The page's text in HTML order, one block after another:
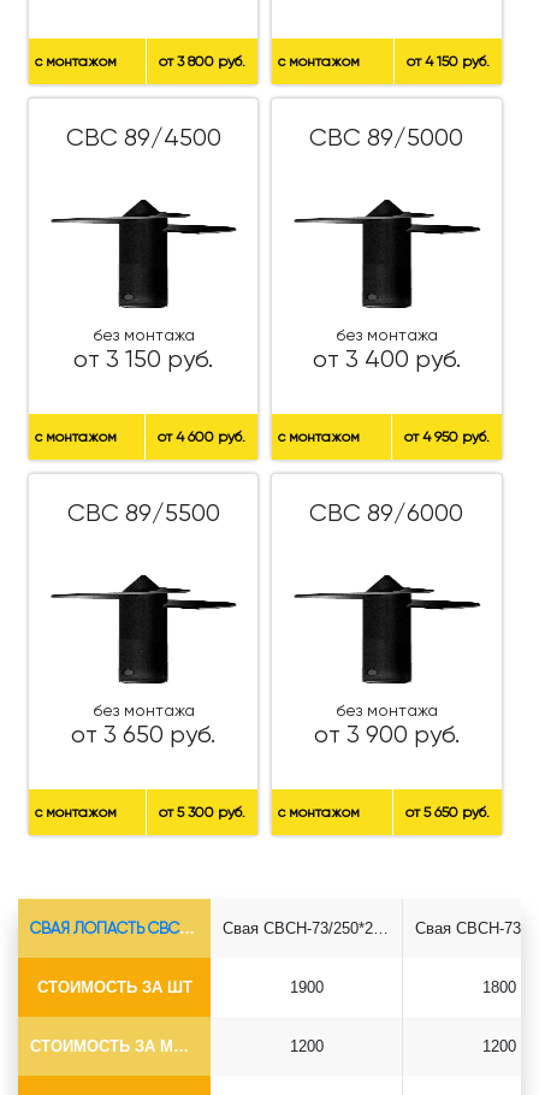
с монтажом от 3 800 руб. с монтажом от 4 150 руб.
СВС 89/4500
без монтажа
от 3 150 руб.
с монтажом от 4 600 руб.
СВС 89/5000
без монтажа
от 3 400 руб.
с монтажом от 4 950 руб.
СВС 89/5500
без монтажа
от 3 650 руб.
с монтажом от 5 300 руб.
СВС 89/6000
без монтажа
от 3 900 руб.
с монтажом от 5 650 руб.
СВАЯ ЛОПАСТЬ СВСН-Ø73*5.5
СТОИМОСТЬ ЗА ШТ
СТОИМОСТЬ ЗА МОНТАЖ
Свая СВСН-73/250*2500
1900
1200
1800
1200